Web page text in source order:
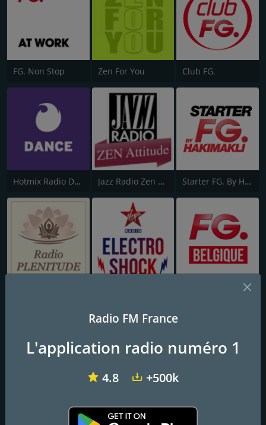
FG. Non Stop Zen For You Club FG.
Hotmix Radio Dance Jazz Radio Zen Attitude Starter FG. By Hakimakli
Radio FM France
L'application radio numéro 1
4.8 +500k